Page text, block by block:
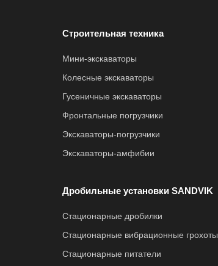
Строительная техника
Мини-экскаваторы
Колесные экскаваторы
Гусеничные экскаваторы
Фронтальные погрузчики
Экскаваторы-погрузчики
Экскаваторы-амфибии
Дробильные установки SANDVIK
Стационарные дробилки
Стационарные вибрационные грохоты
Стационарные питатели